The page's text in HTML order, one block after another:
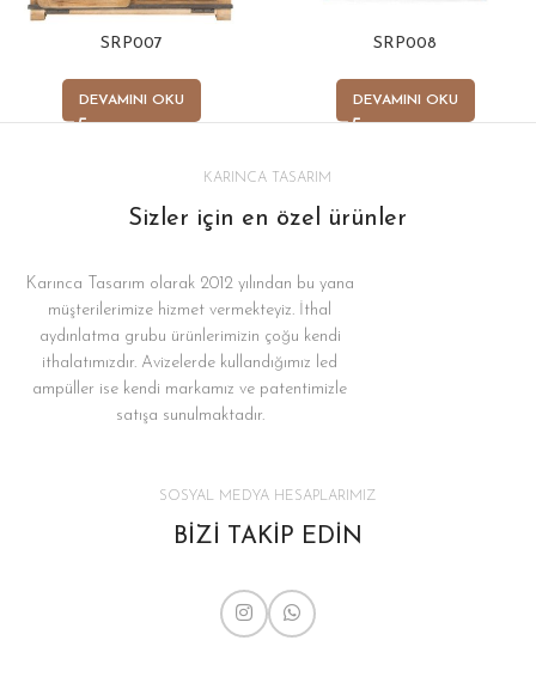
SRP007
DEVAMINI OKU
SRP008
DEVAMINI OKU
KARINCA TASARIM
Sizler için en özel ürünler
Karınca Tasarım olarak 2012 yılından bu yana
müşterilerimize hizmet vermekteyiz. İthal
aydınlatma grubu ürünlerimizin çoğu kendi
ithalatımızdır. Avizelerde kullandığımız led
ampüller ise kendi markamız ve patentimizle
satışa sunulmaktadır.
SOSYAL MEDYA HESAPLARIMIZ
BİZİ TAKİP EDİN